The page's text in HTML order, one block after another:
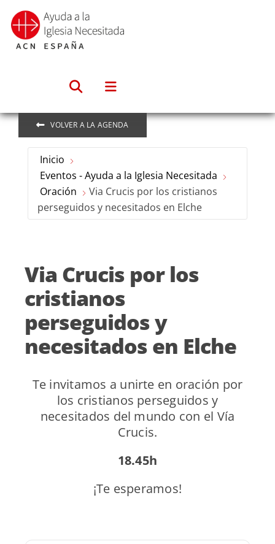
Saltar
contenido
VOLVER A LA AGENDA
Inicio
Eventos - Ayuda a la Iglesia Necesitada
Oración
Via Crucis por los cristianos
perseguidos y necesitados en Elche
Via Crucis por los
cristianos
perseguidos y
necesitados en Elche
Te invitamos a unirte en oración por
los cristianos perseguidos y
necesitados del mundo con el Vía
Crucis.
18.45h
¡Te esperamos!